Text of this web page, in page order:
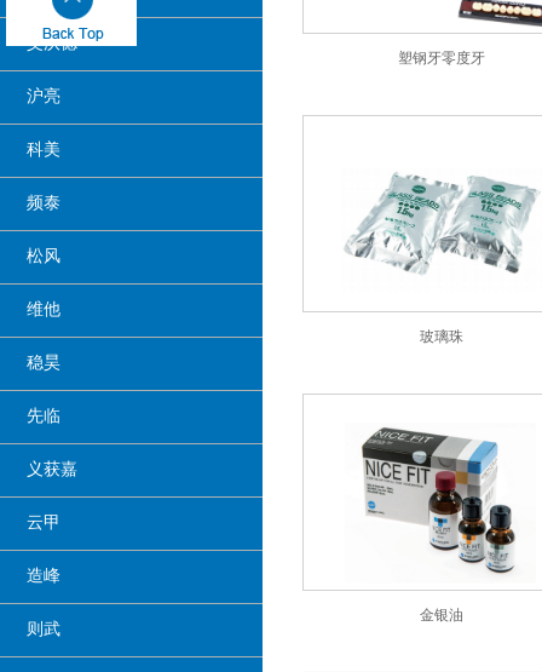
艾沃德
沪亮
科美
频泰
松风
维他
稳昊
先临
义获嘉
云甲
造峰
则武
塑钢牙零度牙
玻璃珠
金银油